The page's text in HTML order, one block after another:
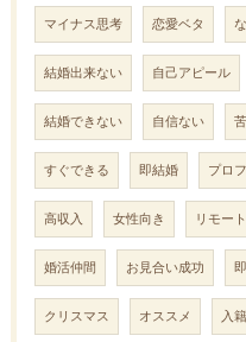
マイナス思考 恋愛ベタ
結婚出来ない 自己アピール
結婚できない 自信ない
すぐできる 即結婚 プロ
高収入 女性向き リモー
婚活仲間 お見合い成功
クリスマス オススメ 入籍